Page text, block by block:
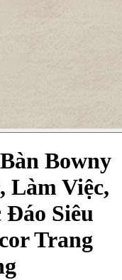
Bowny
Làm Việc,
Siêu
Trang